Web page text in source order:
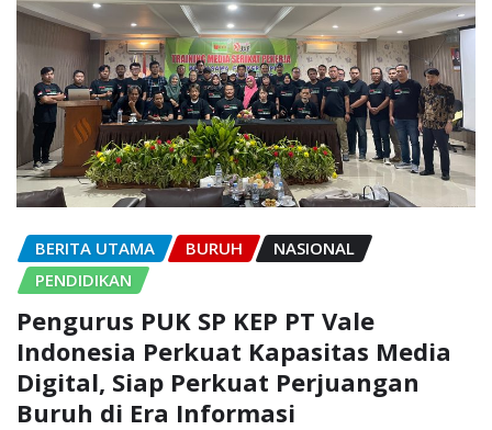
BERITA UTAMA BURUH
NASIONAL
PENDIDIKAN
Pengurus PUK SP KEP PT Vale
Indonesia Perkuat Kapasitas Media
Digital, Siap Perkuat Perjuangan
Buruh di Era Informasi